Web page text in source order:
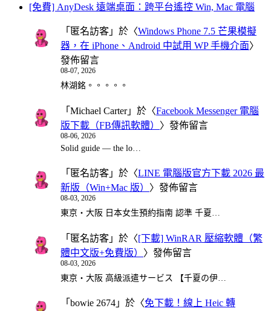
[免費] AnyDesk 遠端桌面：跨平台遙控 Win, Mac 電腦
「 匿名訪客 」於〈Windows Phone 7.5 芒果模擬
器，在 iPhone、Android 中試用 WP 手機介面〉
發佈留言
08-07, 2026
林湖銘。。。。。
「 Michael Carter」於〈Facebook Messenger 電腦
版下載（FB傳訊軟體） 〉發佈留言
08-06, 2026
Solid guide — the lo…
「 匿名訪客 」於〈LINE 電腦版官方下載 2026 最
新版（Win+Mac 版） 〉發佈留言
08-03, 2026
東京・大阪 日本女生預約指南 認準 千夏…
「 匿名訪客 」於〈[下載] WinRAR 壓縮軟體（繁
體中文版+免費版） 〉發佈留言
08-03, 2026
東京・大阪 高級派遣サービス 【千夏の伊…
「 bowie 2674 」於〈免下載！線上 Heic 轉